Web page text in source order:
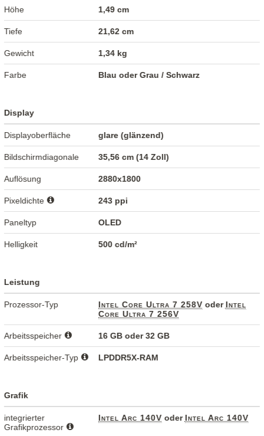
Höhe 1,49 cm
Tiefe 21,62 cm
Gewicht 1,34 kg
Farbe Blau oder Grau / Schwarz
Display
Displayoberfläche glare (glänzend)
Bildschirmdiagonale 35,56 cm (14 Zoll)
Auflösung 2880x1800
Pixeldichte 243 ppi
Paneltyp OLED
Helligkeit 500 cd/m²
Leistung
Prozessor-Typ Intel Core Ultra 7 258V oderIntel
Core Ultra 7 256V
Arbeitsspeicher 16 GB oder 32 GB
Arbeitsspeicher-Typ LPDDR5X-RAM
Grafik
integrierter
Grafikprozessor
Intel Arc 140V oderIntel Arc 140V